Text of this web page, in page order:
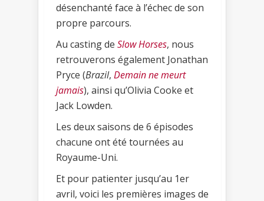
désenchanté face à l’échec de son
propre parcours.
Au casting de Slow Horses, nous
retrouverons également Jonathan
Pryce (Brazil, Demain ne meurt
jamais), ainsi qu’Olivia Cooke et
Jack Lowden.
Les deux saisons de 6 épisodes
chacune ont été tournées au
Royaume-Uni.
Et pour patienter jusqu’au 1er
avril, voici les premières images de